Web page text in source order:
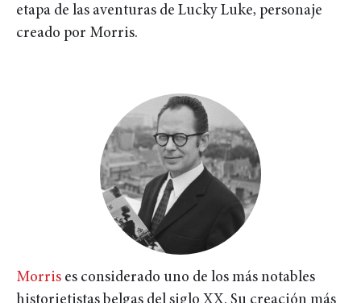
etapa de las aventuras de Lucky Luke, personaje
creado por Morris.
Morris es considerado uno de los más notables